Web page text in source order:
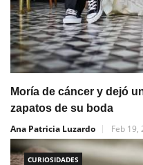
Moría de cáncer y dejó
zapatos de su boda
Ana Patricia Luzardo
Feb 19,
CURIOSIDADES